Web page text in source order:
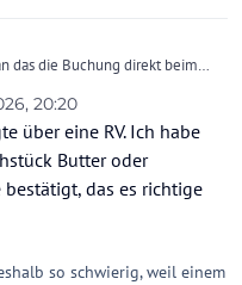
das die Buchung direkt beim
auch erbringen wird.
20:20
über eine RV. Ich habe
Butter oder
das es richtige
so schwierig, weil einem